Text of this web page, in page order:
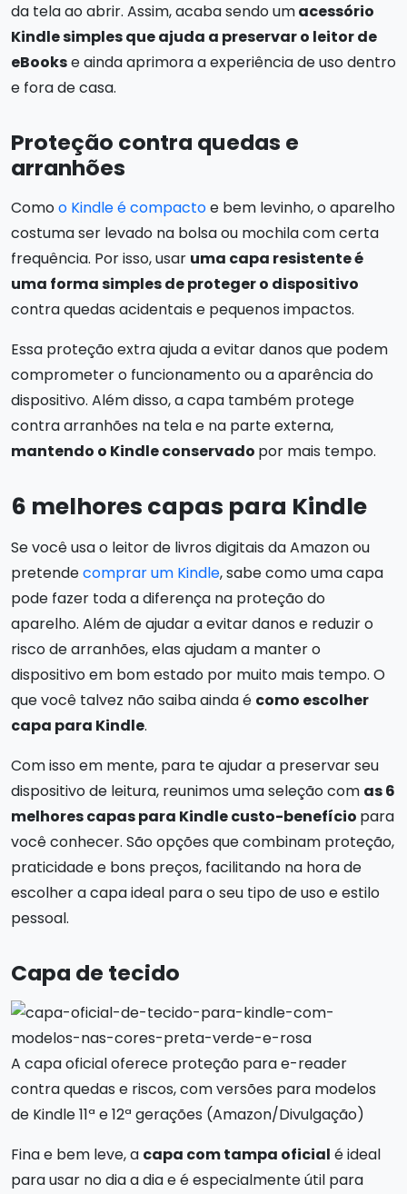
da tela ao abrir. Assim, acaba sendo umacessório
Kindle simples que ajuda a preservar o leitor de
eBookse ainda aprimora a experiência de uso dentro
e fora de casa.
Proteção contra quedas e
arranhões
Comoo Kindle é compactoe bem levinho, o aparelho
costuma ser levado na bolsa ou mochila com certa
frequência. Por isso, usar uma capa resistente é
uma forma simples de proteger o dispositivo
contra quedas acidentais e pequenos impactos.
Essa proteção extra ajuda a evitar danos que podem
comprometer o funcionamento ou a aparência do
dispositivo. Além disso, a capa também protege
contra arranhões na tela e na parte externa,
mantendo o Kindle conservado por mais tempo.
6 melhores capas para Kindle
Se você usa o leitor de livros digitais da Amazon ou
pretendecomprar um Kindle, sabe como uma capa
pode fazer toda a diferença na proteção do
aparelho. Além de ajudar a evitar danos e reduzir o
risco de arranhões, elas ajudam a manter o
dispositivo em bom estado por muito mais tempo. O
que você talvez não saiba ainda é como escolher
capa para Kindle.
Com isso em mente, para te ajudar a preservar seu
dispositivo de leitura, reunimos uma seleção com as 6
melhores capas para Kindle custo-benefício para
você conhecer. São opções que combinam proteção,
praticidade e bons preços, facilitando na hora de
escolher a capa ideal para o seu tipo de uso e estilo
pessoal.
Capa de tecido
A capa oficial oferece proteção para e-reader
contra quedas e riscos, com versões para modelos
de Kindle 11ª e 12ª gerações (Amazon/Divulgação)
Fina e bem leve, a capa com tampa oficial é ideal
para usar no dia a dia e é especialmente útil para